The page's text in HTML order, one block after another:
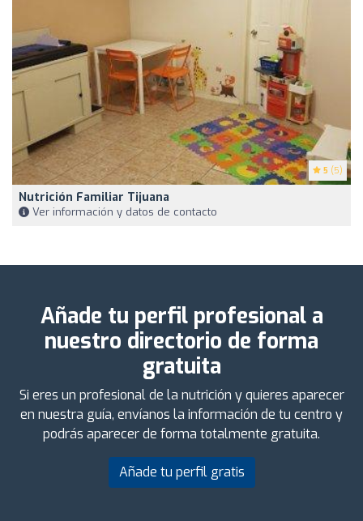
5 (5)
Nutrición Familiar Tijuana
Ver información y datos de contacto
Añade tu perfil profesional a
nuestro directorio de forma
gratuita
Si eres un profesional de la nutrición y quieres aparecer
en nuestra guía, envíanos la información de tu centro y
podrás aparecer de forma totalmente gratuita.
Añade tu perfil gratis